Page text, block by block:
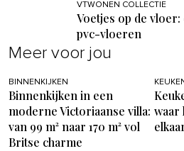
VTWONEN COLLECTIE
Voetjes op de
pvc-vloeren
Meer voor jou
BINNENKIJKEN
Binnenkijken in een
moderne Victoriaanse villa:
van 99 m² naar 170 m² vol
Britse charme
waar